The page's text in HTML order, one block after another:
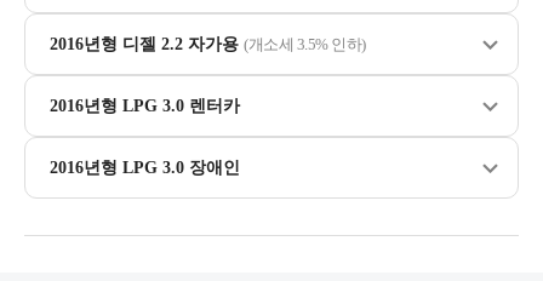
2016년형 디젤 2.2 자가용 (개소세 3.5% 인하)
2016년형 LPG 3.0 렌터카
2016년형 LPG 3.0 장애인